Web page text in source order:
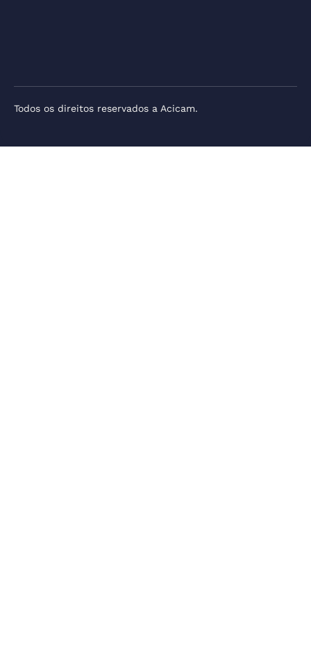
Todos os direitos reservados a Acicam.